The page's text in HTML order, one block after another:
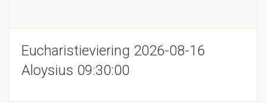
Eucharistieviering 2026-08-16
Aloysius 09:30:00